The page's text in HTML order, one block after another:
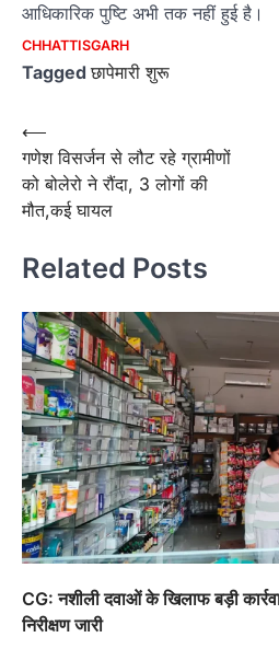
आधिकारिक पुष्टि अभी तक नहीं हुई है।
CHHATTISGARH
Taggedछापेमारी शुरू
Post
navigation
⟵
गणेश विसर्जन से लौट रहे ग्रामीणों
को बोलेरो ने रौंदा, 3 लोगों की
मौत,कई घायल
Related Posts
CG: नशीली दवाओं के खिलाफ बड़ी
निरीक्षण जारी